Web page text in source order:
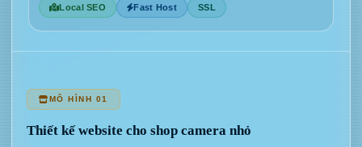
Local SEO Fast Host SSL
MÔ HÌNH 01
Thiết kế website cho shop camera nhỏ